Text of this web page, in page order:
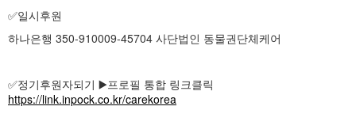
✅일시후원
하나은행 350-910009-45704 사단법인 동물권단체케어
✅️정기후원자되기 ▶️프로필 통합 링크클릭
https://link.inpock.co.kr/carekorea